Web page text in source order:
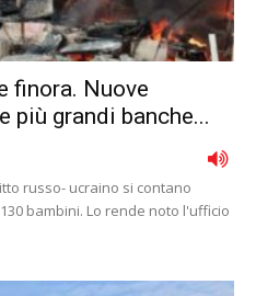
finora. Nuove
più grandi banche...
russo- ucraino si contano
bambini. Lo rende noto l'ufficio